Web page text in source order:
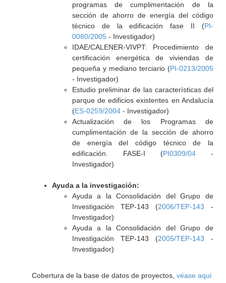
programas de cumplimentación de la
sección de ahorro de energía del código
técnico de la edificación fase II (PI-
0080/2005- Investigador)
IDAE/CALENER-VIVPT: Procedimiento de
certificación energética de viviendas de
pequeña y mediano terciario (PI-0213/2005
- Investigador)
Estudio preliminar de las características del
parque de edificios existentes en Andalucía
(ES-0259/2004- Investigador)
Actualización de los Programas de
cumplimentación de la sección de ahorro
de energía del código técnico de la
edificación. FASE-I (PI0309/04-
Investigador)
Ayuda a la investigación:
Ayuda a la Consolidación del Grupo de
Investigación TEP-143 (2006/TEP-143 -
Investigador)
Ayuda a la Consolidación del Grupo de
Investigación TEP-143 (2005/TEP-143 -
Investigador)
Cobertura de la base de datos de proyectos, véase aqui